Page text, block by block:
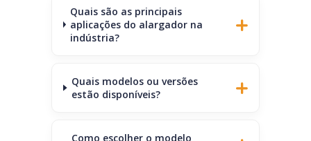
Quais são as principais
aplicações do alargador na
indústria?
Quais modelos ou versões
estão disponíveis?
Como escolher o modelo